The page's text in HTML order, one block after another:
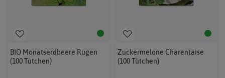
BIO Monatserdbeere Rügen
(100 Tütchen)
Zuckermelone Charentaise
(100 Tütchen)